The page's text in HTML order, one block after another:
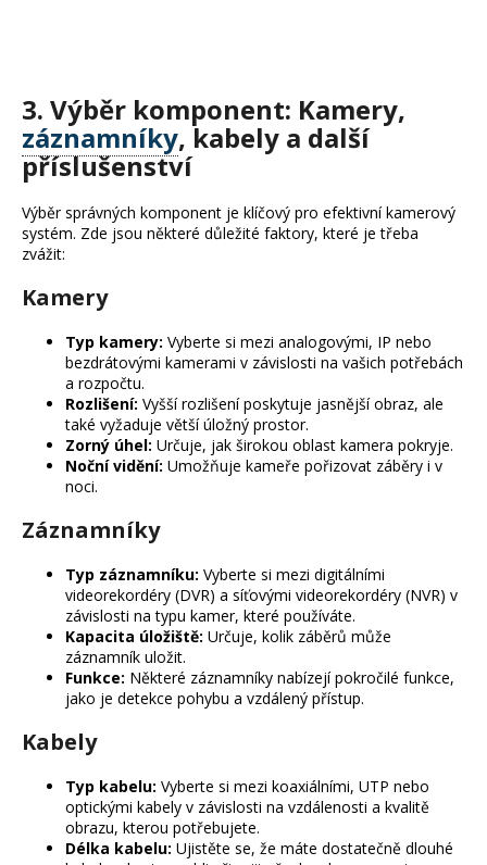
3. Výběr komponent: Kamery,
záznamníky, kabely a další
příslušenství
Výběr správných komponent je klíčový pro efektivní kamerový
systém. Zde jsou některé důležité faktory, které je třeba
zvážit:
Kamery
Typ kamery: Vyberte si mezi analogovými, IP nebo
bezdrátovými kamerami v závislosti na vašich potřebách
a rozpočtu.
Rozlišení: Vyšší rozlišení poskytuje jasnější obraz, ale
také vyžaduje větší úložný prostor.
Zorný úhel: Určuje, jak širokou oblast kamera pokryje.
Noční vidění: Umožňuje kameře pořizovat záběry i v
noci.
Záznamníky
Typ záznamníku: Vyberte si mezi digitálními
videorekordéry (DVR) a síťovými videorekordéry (NVR) v
závislosti na typu kamer, které používáte.
Kapacita úložiště: Určuje, kolik záběrů může
záznamník uložit.
Funkce: Některé záznamníky nabízejí pokročilé funkce,
jako je detekce pohybu a vzdálený přístup.
Kabely
Typ kabelu: Vyberte si mezi koaxiálními, UTP nebo
optickými kabely v závislosti na vzdálenosti a kvalitě
obrazu, kterou potřebujete.
Délka kabelu: Ujistěte se, že máte dostatečně dlouhé